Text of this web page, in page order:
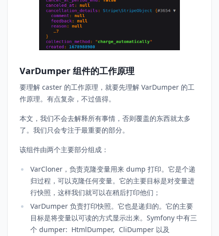
VarDumper 组件的工作原理
要理解 caster 的工作原理，就要先理解 VarDumper 的工
作原理。有点复杂，不过值得。
本文，我们不会去解释所有事情，否则覆盖的东西就太多
了。我们只会专注于最重要的部分。
该组件由两个主要部分组成：
VarCloner，负责克隆变量用来 dump 打印。它是个递
归过程，可以克隆任何变量。它的主要目标是对变量进
行快照，这样我们就可以在稍后打印他们；
VarDumper 负责打印快照。它也是递归的。它的主要
目标是将变量以可读的方式显示出来。Symfony 中有三
个 dumper: HtmlDumper, CliDumper 以及